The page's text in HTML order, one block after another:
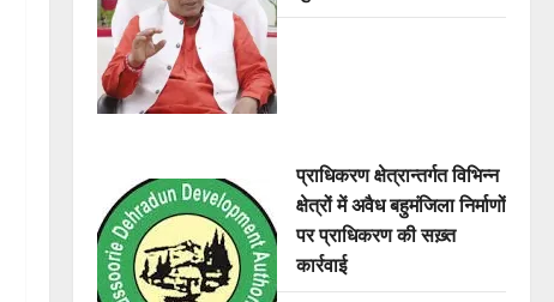
प्राधिकरण क्षेत्रान्तर्गत विभिन्न
क्षेत्रों में अवैध बहुमंजिला निर्माणों
पर प्राधिकरण की सख़्त
कार्रवाई